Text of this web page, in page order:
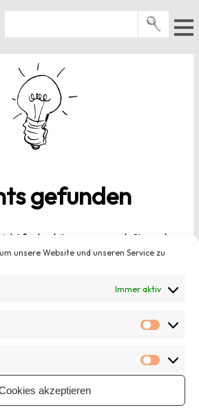
unsere Website und unseren Service zu
Immer aktiv
akzeptieren
E-Books
Newsletter
gefunden
finden können, wonach Sie suchen.
kann das Suchen helfen.
"Verwaltung"